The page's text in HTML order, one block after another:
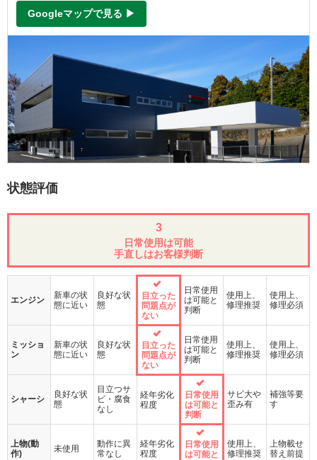
Googleマップで見る ▶
状態評価
3
日常使用は可能
手直しはお客様判断
エンジン
新車の状
態に近い
良好な状
態
目立った
問題点が
ない
日常使用
は可能と
判断
使用上、
修理推奨
使用上、
修理必須
ミッショ
ン
新車の状
態に近い
良好な状
態
目立った
問題点が
ない
日常使用
は可能と
判断
使用上、
修理推奨
使用上、
修理必須
シャーシ
良好な状
態
目立つサ
ビ・腐食
なし
経年劣化
程度
日常使用
は可能と
判断
サビ大や
歪み有
補強等要
す
上物(動
作)
未使用
動作に異
常なし
経年劣化
程度
日常使用
は可能と
使用上、
修理推奨
上物載せ
替え前提